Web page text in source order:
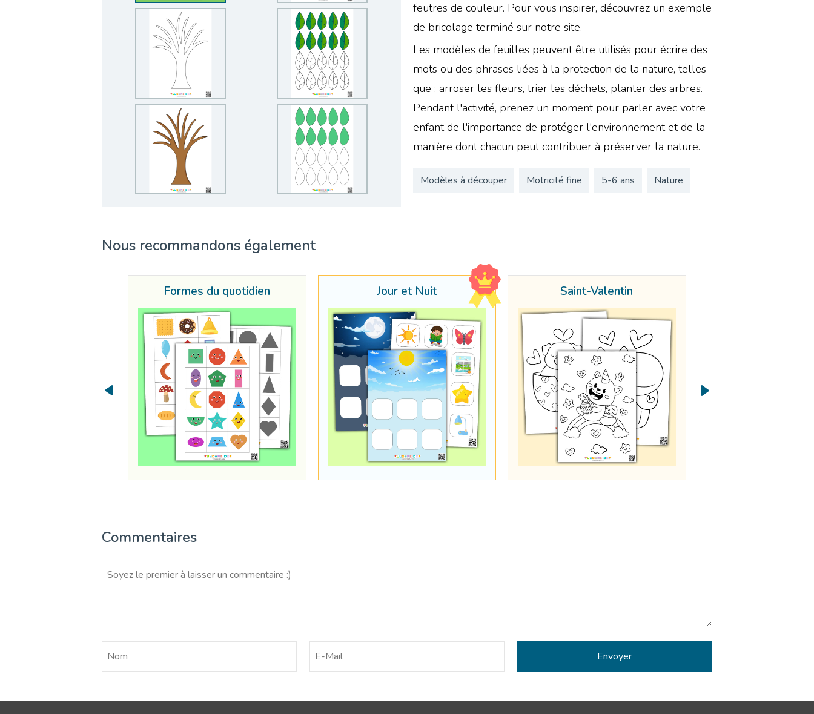
feutres de couleur. Pour vous inspirer, découvrez un exemple
de bricolage terminé sur notre site.
Les modèles de feuilles peuvent être utilisés pour écrire des
mots ou des phrases liées à la protection de la nature, telles
que : arroser les fleurs, trier les déchets, planter des arbres.
Pendant l'activité, prenez un moment pour parler avec votre
enfant de l'importance de protéger l'environnement et de la
manière dont chacun peut contribuer à préserver la nature.
Modèles à découper Motricité fine 5-6 ans Nature
Nous recommandons également
Formes du quotidien Jour et Nuit Saint-Valentin
Commentaires